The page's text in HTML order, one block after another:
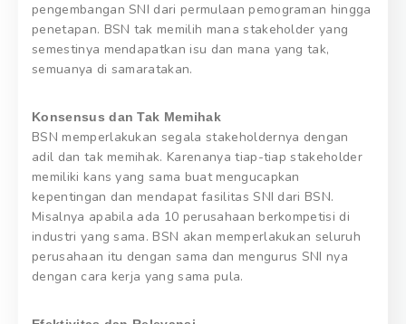
pengembangan SNI dari permulaan pemograman hingga
penetapan. BSN tak memilih mana stakeholder yang
semestinya mendapatkan isu dan mana yang tak,
semuanya di samaratakan.
Konsensus dan Tak Memihak
BSN memperlakukan segala stakeholdernya dengan
adil dan tak memihak. Karenanya tiap-tiap stakeholder
memiliki kans yang sama buat mengucapkan
kepentingan dan mendapat fasilitas SNI dari BSN.
Misalnya apabila ada 10 perusahaan berkompetisi di
industri yang sama. BSN akan memperlakukan seluruh
perusahaan itu dengan sama dan mengurus SNI nya
dengan cara kerja yang sama pula.